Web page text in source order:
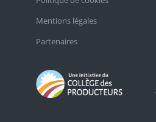
Mentions légales
Partenaires